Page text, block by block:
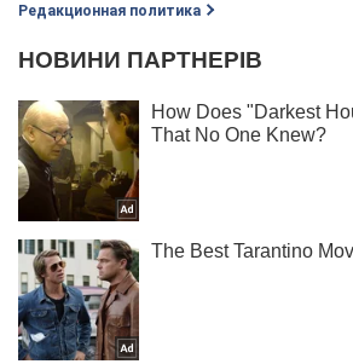
Редакционная политика